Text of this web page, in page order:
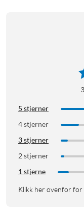
5 stjerner
4 stjerner
3 stjerner
2 stjerner
1 stjerne
Klikk her ovenfor for